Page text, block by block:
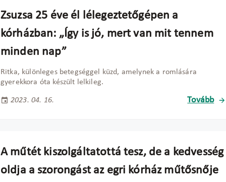
Zsuzsa 25 éve él lélegeztetőgépen a
kórházban: „Így is jó, mert van mit tennem
minden nap”
Ritka, különleges betegséggel küzd, amelynek a romlására
gyerekkora óta készült lelkileg.
2023. 04. 16. Tovább
A műtét kiszolgáltatottá tesz, de a kedvesség
oldja a szorongást az egri kórház műtősnője